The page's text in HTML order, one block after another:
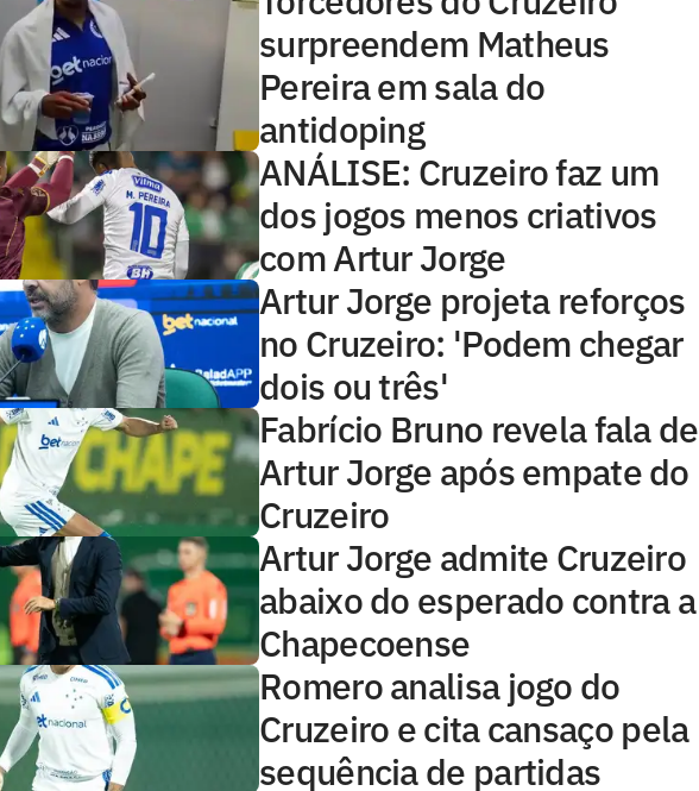
surpreendem Matheus
Pereira em sala do
antidoping
ANÁLISE: Cruzeiro faz um
dos jogos menos criativos
com Artur Jorge
Artur Jorge projeta reforços
no Cruzeiro: 'Podem chegar
dois ou três'
Fabrício Bruno revela fala de
Artur Jorge após empate do
Cruzeiro
Artur Jorge admite Cruzeiro
abaixo do esperado contra a
Chapecoense
Romero analisa jogo do
Cruzeiro e cita cansaço pela
sequência de partidas